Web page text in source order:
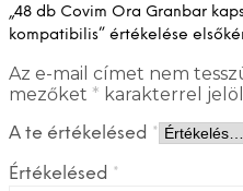
„48 db Covim Ora Granbar
kompatibilis” értékelése
Az e-mail címet nem
mezőket * karakterrel
A te értékelésed *
Értékelésed *